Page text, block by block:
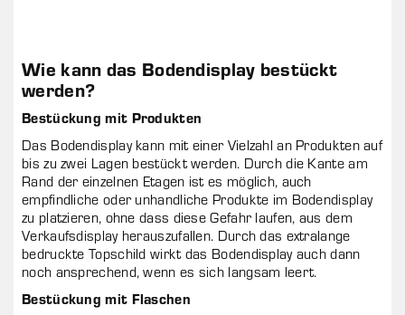
Wie kann das Bodendisplay bestückt
werden?
Bestückung mit Produkten
Das Bodendisplay kann mit einer Vielzahl an Produkten auf
bis zu zwei Lagen bestückt werden. Durch die Kante am
Rand der einzelnen Etagen ist es möglich, auch
empfindliche oder unhandliche Produkte im Bodendisplay
zu platzieren, ohne dass diese Gefahr laufen, aus dem
Verkaufsdisplay herauszufallen. Durch das extralange
bedruckte Topschild wirkt das Bodendisplay auch dann
noch ansprechend, wenn es sich langsam leert.
Bestückung mit Flaschen